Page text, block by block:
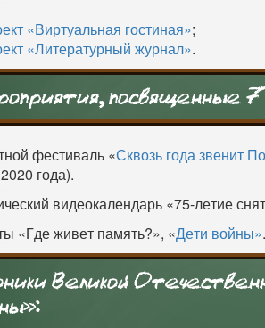
«Виртуальная гостиная»;
«Литературный журнал».
посвященные
фестиваль «Сквозь года звенит
года).
видеокалендарь «75-летие
«Где живет память?», «Дети войны».
Великой